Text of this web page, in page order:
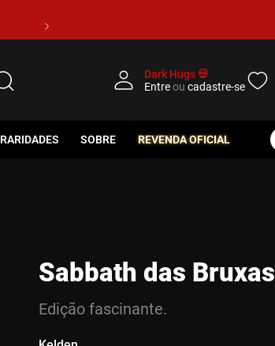
Dark Hugs 💀
Entreou cadastre-se
RARIDADES SOBRE REVENDA OFICIAL
Sabbath das Bruxas
Edição fascinante.